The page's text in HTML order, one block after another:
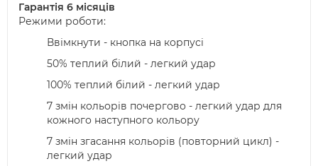
Гарантія 6 місяців
Режими роботи:
Ввімкнути - кнопка на корпусі
50% теплий білий - легкий удар
100% теплий білий - легкий удар
7 змін кольорів почергово - легкий удар для
кожного наступного кольору
7 змін згасання кольорів (повторний цикл) -
легкий удар